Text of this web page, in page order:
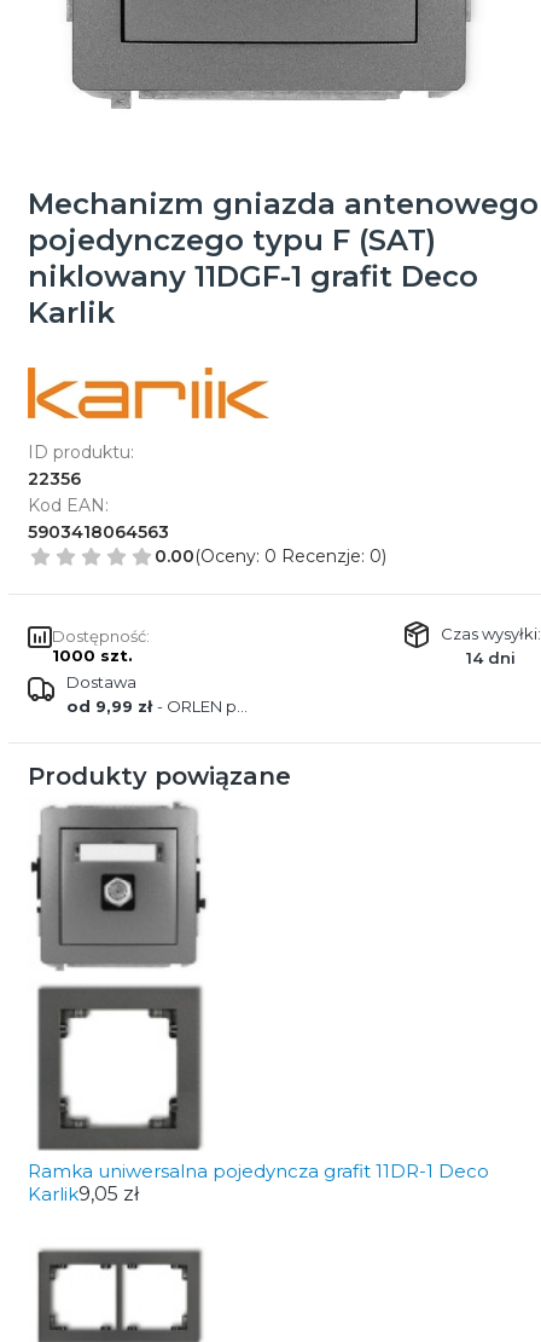
Mechanizm gniazda antenowego
pojedynczego typu F (SAT)
niklowany 11DGF-1 grafit Deco
Karlik
ID produktu:
22356
Kod EAN:
5903418064563
0.00(Oceny: 0 Recenzje: 0)
Dostępność:
1000 szt.
Czas wysyłki:
14 dni
Dostawa
od 9,99 zł- ORLEN paczka
Produkty powiązane
Ramka uniwersalna pojedyncza grafit 11DR-1 Deco
Karlik9,05 zł